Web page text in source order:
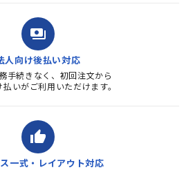
payments
人向け後払い対応
手続きなく、初回注文から
いがご利用いただけます。
thumb_up
一式・レイアウト対応